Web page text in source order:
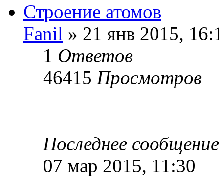
Строение атомов
Fanil » 21 янв 2015,
1 Ответов
46415 Просмотров
Последнее
07 мар 2015, 11:30